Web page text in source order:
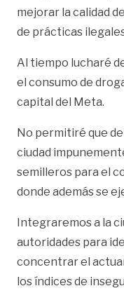
mejorar la calidad
de prácticas
Al tiempo lucharé
el consumo de
capital del Meta.
No permitiré que
ciudad
semilleros para el
donde además se
Integraremos a la
autoridades para
concentrar el
los índices de